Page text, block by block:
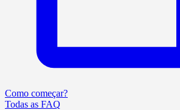
Como começar?
Todas as FAQ